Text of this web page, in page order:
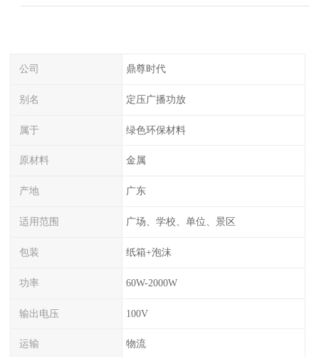
公司 鼎尊时代
别名 定压广播功放
属于 绿色环保材料
原材料 金属
产地 广东
适用范围 广场、学校、单位、景区
包装 纸箱+泡沫
功率 60W-2000W
输出电压 100V
运输 物流